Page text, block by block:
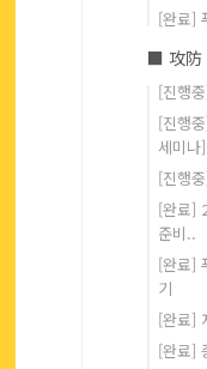
[완료]
■ 攻防
[진행
[진행
세미나]
[진행
[완료]
준비..
[완료]
기
[완료]
[완료]